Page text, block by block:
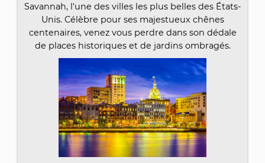
Savannah, l'une des villes les plus belles des États-
Unis. Célèbre pour ses majestueux chênes
centenaires, venez vous perdre dans son dédale
de places historiques et de jardins ombragés.